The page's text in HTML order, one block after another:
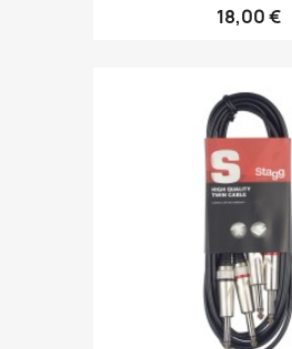
18,00 €